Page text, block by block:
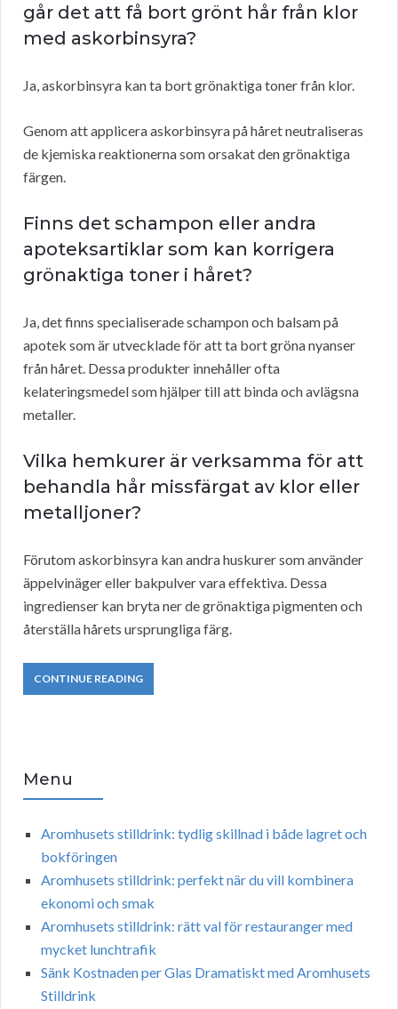
går det att få bort grönt hår från klor
med askorbinsyra?
Ja, askorbinsyra kan ta bort grönaktiga toner från klor.
Genom att applicera askorbinsyra på håret neutraliseras
de kjemiska reaktionerna som orsakat den grönaktiga
färgen.
Finns det schampon eller andra
apoteksartiklar som kan korrigera
grönaktiga toner i håret?
Ja, det finns specialiserade schampon och balsam på
apotek som är utvecklade för att ta bort gröna nyanser
från håret. Dessa produkter innehåller ofta
kelateringsmedel som hjälper till att binda och avlägsna
metaller.
Vilka hemkurer är verksamma för att
behandla hår missfärgat av klor eller
metalljoner?
Förutom askorbinsyra kan andra huskurer som använder
äppelvinäger eller bakpulver vara effektiva. Dessa
ingredienser kan bryta ner de grönaktiga pigmenten och
återställa hårets ursprungliga färg.
CONTINUE READING
Menu
Aromhusets stilldrink: tydlig skillnad i både lagret och
bokföringen
Aromhusets stilldrink: perfekt när du vill kombinera
ekonomi och smak
Aromhusets stilldrink: rätt val för restauranger med
mycket lunchtrafik
Sänk Kostnaden per Glas Dramatiskt med Aromhusets
Stilldrink